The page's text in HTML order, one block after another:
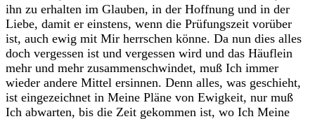
ihn zu erhalten im Glauben, in der Hoffnung und in der
Liebe, damit er einstens, wenn die Prüfungszeit vorüber
ist, auch ewig mit Mir herrschen könne. Da nun dies alles
doch vergessen ist und vergessen wird und das Häuflein
mehr und mehr zusammenschwindet, muß Ich immer
wieder andere Mittel ersinnen. Denn alles, was geschieht,
ist eingezeichnet in Meine Pläne von Ewigkeit, nur muß
Ich abwarten, bis die Zeit gekommen ist, wo Ich Meine